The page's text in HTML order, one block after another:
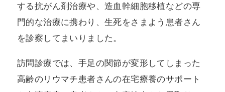
する抗がん剤治療や、造血幹細胞移植などの専
門的な治療に携わり、生死をさまよう患者さん
を診察してまいりました。
訪問診療では、手足の関節が変形してしまった
高齢のリウマチ患者さんの在宅療養のサポート